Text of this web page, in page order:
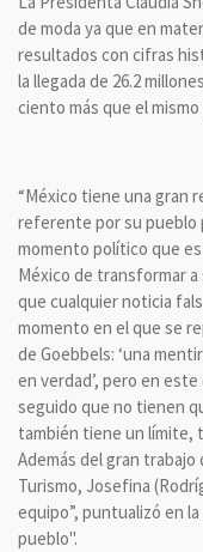
de moda ya que en
resultados con cifras
la llegada de 26.2
ciento más que el
“México tiene una gran
referente por su pueblo
momento político que
México de transformar a
que cualquier noticia
momento en el que se
de Goebbels: ‘una
en verdad’, pero en
seguido que no tienen
también tiene un límite,
Además del gran
Turismo, Josefina
equipo”, puntualizó en
pueblo".